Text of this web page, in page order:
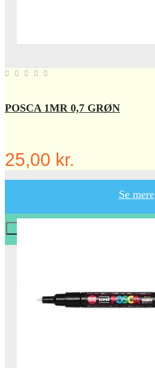
POSCA 1MR 0,7 GRØN
25,00 kr.
Se mere